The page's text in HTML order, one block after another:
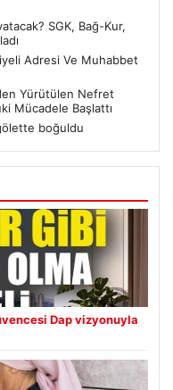
SGK, Bağ-Kur,
Adresi Ve Muhabbet
Yürütülen Nefret
Mücadele Başlattı
boğuldu
Dap vizyonuyla